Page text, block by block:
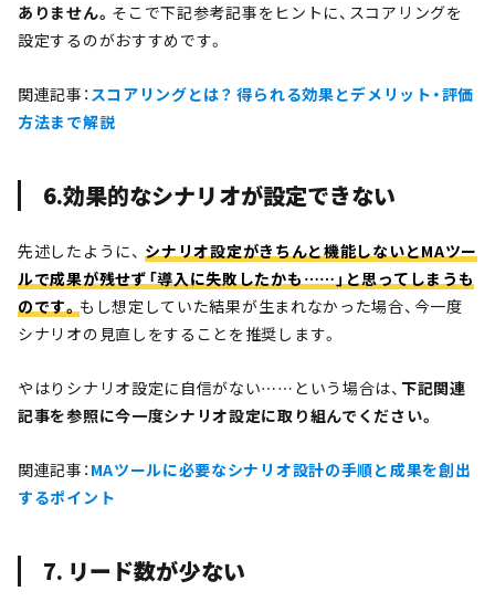
ありません。 そこで下記参考記事をヒントに、スコアリングを
設定するのがおすすめです。
関連記事：スコアリングとは？ 得られる効果とデメリット・評価
方法まで解説
6.効果的なシナリオが設定できない
先述したように、シナリオ設定がきちんと機能しないとMAツー
ルで成果が残せず「導入に失敗したかも……」と思ってしまうも
のです。もし想定していた結果が生まれなかった場合、今一度
シナリオの見直しをすることを推奨します。
やはりシナリオ設定に自信がない……という場合は、 下記関連
記事を参照に今一度シナリオ設定に取り組んでください。
関連記事：MAツールに必要なシナリオ設計の手順と成果を創出
するポイント
7. リード数が少ない